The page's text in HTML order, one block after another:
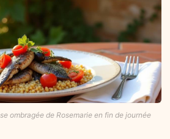
ombragée de Rosemarie en fin de journée